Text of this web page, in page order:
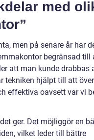
med
men på senare år har
begränsad till
att man kunde drabbas
tekniken hjälpt till att
effektiva oavsett var vi
ger. Det möjliggör en
vilket leder till bättre